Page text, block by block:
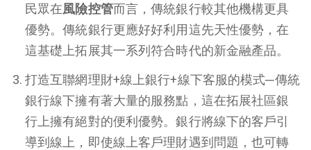
民眾在風險控管而言，傳統銀行較其他機構更具
優勢。傳統銀行更應好好利用這先天性優勢，在
這基礎上拓展其一系列符合時代的新金融產品。
打造互聯網理財+線上銀行+線下客服的模式─傳統
銀行線下擁有著大量的服務點，這在拓展社區銀
行上擁有絕對的便利優勢。銀行將線下的客戶引
導到線上，即使線上客戶理財遇到問題，也可轉